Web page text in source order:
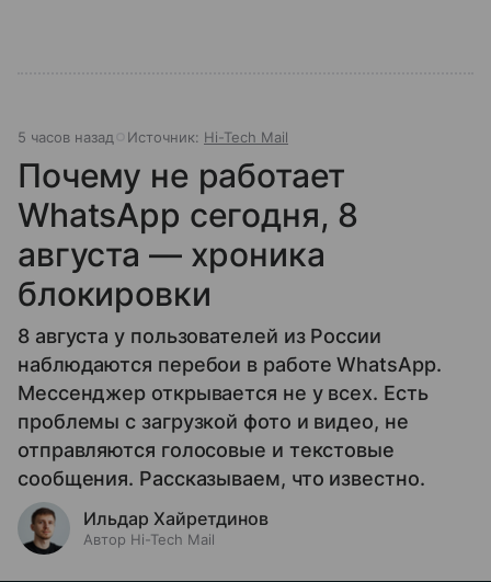
5 часов назад Источник: Hi-Tech Mail
Почему не работает
WhatsApp сегодня, 8
августа — хроника
блокировки
8 августа у пользователей из России
наблюдаются перебои в работе WhatsApp.
Мессенджер открывается не у всех. Есть
проблемы с загрузкой фото и видео, не
отправляются голосовые и текстовые
сообщения. Рассказываем, что известно.
Ильдар Хайретдинов
Автор Hi-Tech Mail